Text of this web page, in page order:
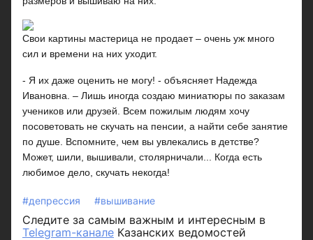
Свои картины мастерица не продает – очень уж много
сил и времени на них уходит.
- Я их даже оценить не могу! - объясняет Надежда
Ивановна. – Лишь иногда создаю миниатюры по заказам
учеников или друзей. Всем пожилым людям хочу
посоветовать не скучать на пенсии, а найти себе занятие
по душе. Вспомните, чем вы увлекались в детстве?
Может, шили, вышивали, столярничали... Когда есть
любимое дело, скучать некогда!
#депрессия #вышивание
Следите за самым важным и интересным в
Telegram-канале Казанских ведомостей